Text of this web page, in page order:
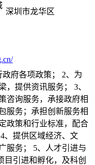
深圳市龙华区
府各项政策； 2、为
，提供资讯服务； 3、
咨询服务，承接政府相
服务；承担创新服务相
政策和行业标准，配合
、提供区域经济、文
服务； 5、人才引进与
目引进和孵化，及科创